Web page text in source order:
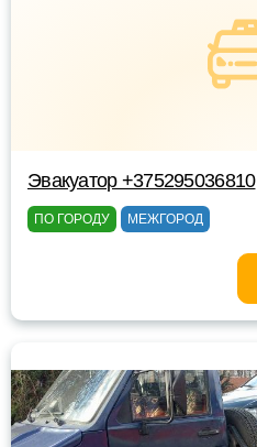
Эвакуатор +375295036810
ПО ГОРОДУ МЕЖГОРОД